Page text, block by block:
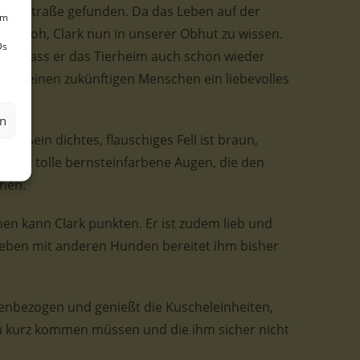
Straße gefunden. Da das Leben auf der
froh, Clark nun in unserer Obhut zu wissen.
dass er das Tierheim auch schon wieder
seinen zukünftigen Menschen ein liebevolles
Sein dichtes, flauschiges Fell ist braun,
hat tolle bernsteinfarbene Augen, die den
kann Clark punkten. Er ist zudem lieb und
mit anderen Hunden bereitet ihm bisher
und genießt die Kuscheleinheiten,
kommen müssen und die ihm sicher nicht